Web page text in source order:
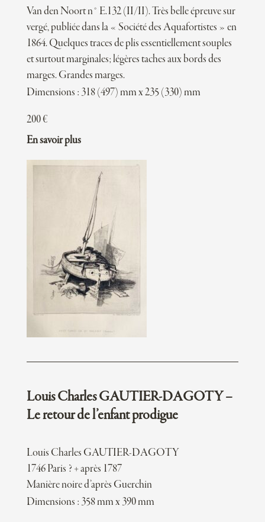
Van den Noort n° E.132 (II/II). Très belle épreuve sur
vergé, publiée dans la « Société des Aquafortistes » en
1864. Quelques traces de plis essentiellement souples
et surtout marginales; légères taches aux bords des
marges. Grandes marges.
Dimensions : 318 (497) mm x 235 (330) mm
200€
En savoir plus
Louis Charles GAUTIER-DAGOTY –
Le retour de l’enfant prodigue
Louis Charles GAUTIER-DAGOTY
1746 Paris ? + après 1787
Manière noire d’après Guerchin
Dimensions : 358 mm x 390 mm